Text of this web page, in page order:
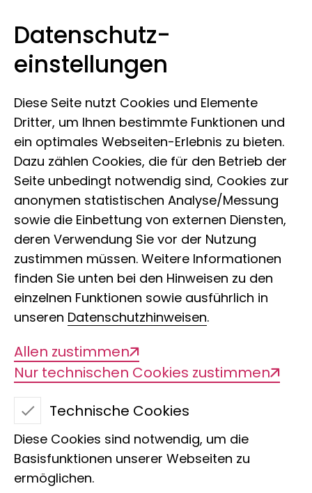
Zum Inhalt springen
Leibniz-Institut zur Analyse des
Biodiversitätswandels
Datenschutz­
einstellungen
Diese Seite nutzt Cookies und Elemente
Dritter, um Ihnen bestimmte Funktionen und
ein optimales Webseiten-Erlebnis zu bieten.
Dazu zählen Cookies, die für den Betrieb der
Seite unbedingt notwendig sind, Cookies zur
anonymen statistischen Analyse/Messung
sowie die Einbettung von externen Diensten,
deren Verwendung Sie vor der Nutzung
zustimmen müssen. Weitere Informationen
finden Sie unten bei den Hinweisen zu den
einzelnen Funktionen sowie ausführlich in
unseren Datenschutzhinweisen.
Allen zustimmen
Nur technischen Cookies zustimmen
Technische Cookies
Diese Cookies sind notwendig, um die
Basisfunktionen unserer Webseiten zu
ermöglichen.